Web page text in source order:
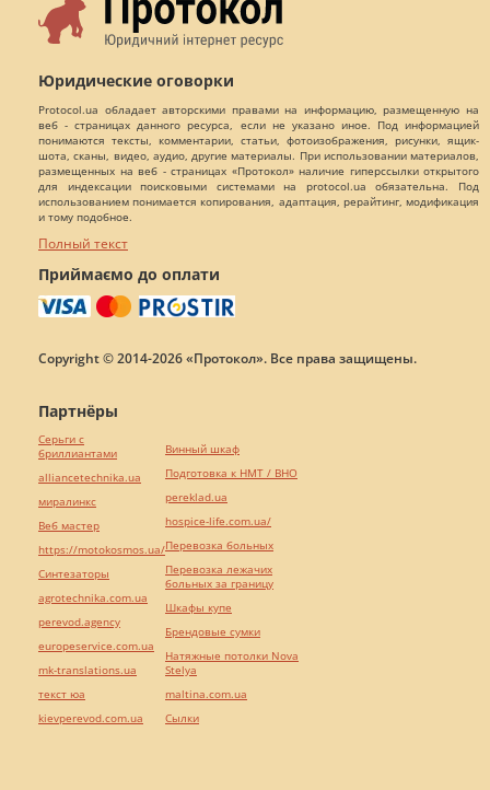
Юридические оговорки
Protocol.ua обладает авторскими правами на информацию, размещенную на
веб - страницах данного ресурса, если не указано иное. Под информацией
понимаются тексты, комментарии, статьи, фотоизображения, рисунки, ящик-
шота, сканы, видео, аудио, другие материалы. При использовании материалов,
размещенных на веб - страницах «Протокол» наличие гиперссылки открытого
для индексации поисковыми системами на protocol.ua обязательна. Под
использованием понимается копирования, адаптация, рерайтинг, модификация
и тому подобное.
Полный текст
Приймаємо до оплати
Copyright © 2014-2026 «Протокол». Все права защищены.
Партнёры
Серьги с
бриллиантами
alliancetechnika.ua
миралинкс
Веб мастер
https://motokosmos.ua/
Синтезаторы
agrotechnika.com.ua
perevod.agency
europeservice.com.ua
mk-translations.ua
текст юа
kievperevod.com.ua
Винный шкаф
Подготовка к НМТ / ВНО
pereklad.ua
hospice-life.com.ua/
Перевозка больных
Перевозка лежачих
больных за границу
Шкафы купе
Брендовые сумки
Натяжные потолки Nova
Stelya
maltina.com.ua
Cылки